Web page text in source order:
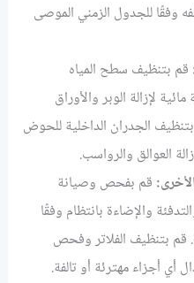
وفقًا للجدول الزمني الموصى
قم بتنظيف سطح المياه
لإزالة الوبر والأوراق
الجدران الداخلية للحوض
العوالق والرواسب.
قم بفحص وصيانة
والإضاءة بانتظام وفقًا
قم بتنظيف الفلاتر وفحص
أي أجزاء مهترئة أو تالفة.